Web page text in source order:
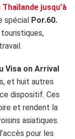
jusqu’à
spécial Por.60.
Visa on Arrival
et huit autres
dispositif. Ces
et rendent la
asiatiques.
pour les